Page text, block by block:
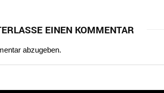
EINEN KOMMENTAR
abzugeben.